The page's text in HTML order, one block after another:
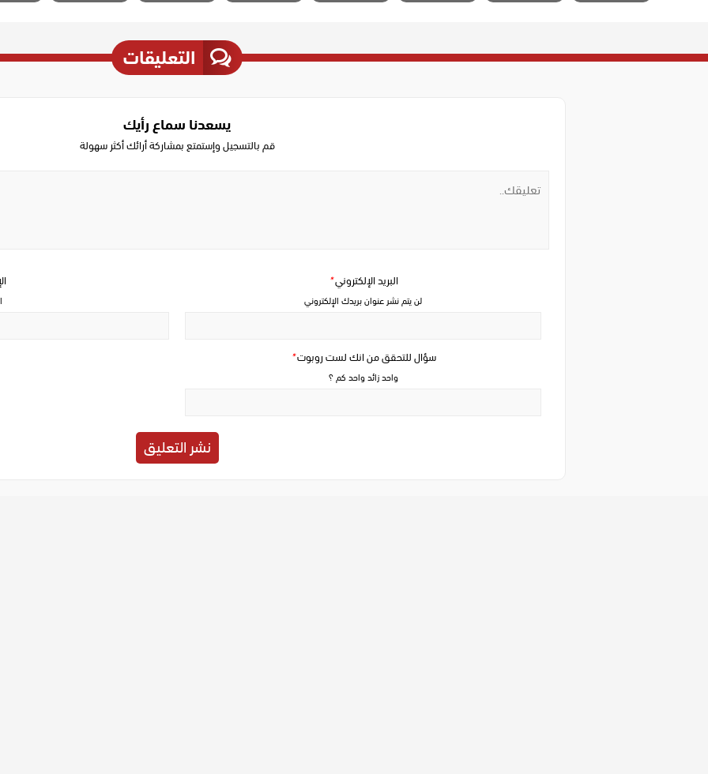
التعليقات
يسعدنا سماع رأيك
قم بالتسجيل وإستمتع بمشاركة أرائك أكثر سهولة
سؤال للتحقق من انك لست روبوت*
واحد زائد واحد كم ؟
البريد الإلكتروني*
لن يتم نشر عنوان بريدك الإلكتروني